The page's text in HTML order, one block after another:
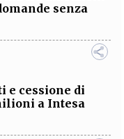
senza
e cessione di
a Intesa